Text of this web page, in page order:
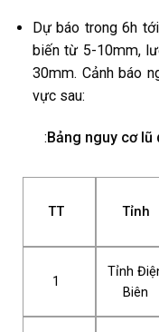
Dự báo trong 6h
biến từ 5-10mm,
30mm. Cảnh báo
vực sau:
: Bảng nguy cơ
TT Tỉnh
1
Tỉnh
Biên